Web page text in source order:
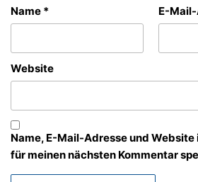
Name * E-
Website
Name, E-Mail-Adresse und
für meinen nächsten Kommentar